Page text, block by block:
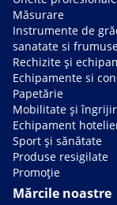
Măsurare
Instrumente de
sanatate si
Rechizite și
Echipamente si
Papetărie
Mobilitate și
Echipament
Sport și sănătate
Produse resigilate
Promoție
Mărcile noastre